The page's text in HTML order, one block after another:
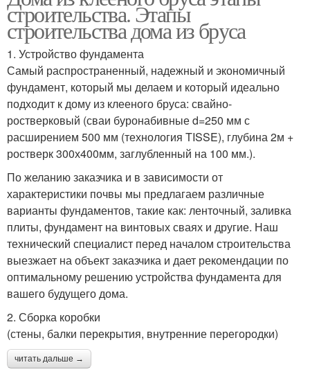
строительства. Этапы
строительства дома из бруса
1. Устройство фундамента
Самый распространенный, надежный и экономичный
фундамент, который мы делаем и который идеально
подходит к дому из клееного бруса: свайно-
ростверковый (сваи буронабивные d=250 мм с
расширением 500 мм (технология TISSE), глубина 2м +
ростверк 300х400мм, заглубленный на 100 мм.).
По желанию заказчика и в зависимости от
характеристики почвы мы предлагаем различные
варианты фундаментов, такие как: ленточный, заливка
плиты, фундамент на винтовых сваях и другие. Наш
технический специалист перед началом строительства
выезжает на объект заказчика и дает рекомендации по
оптимальному решению устройства фундамента для
вашего будущего дома.
2. Сборка коробки
(стены, балки перекрытия, внутренние перегородки)
читать дальше →